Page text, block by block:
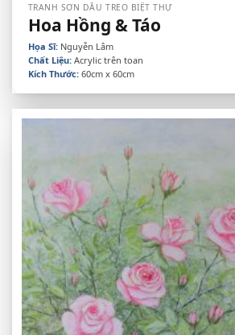
TRANH SƠN DẦU TREO BIỆT THỰ
Hoa Hồng & Táo
Họa Sĩ: Nguyễn Lâm
Chất Liệu: Acrylic trên toan
Kích Thước: 60cm x 60cm